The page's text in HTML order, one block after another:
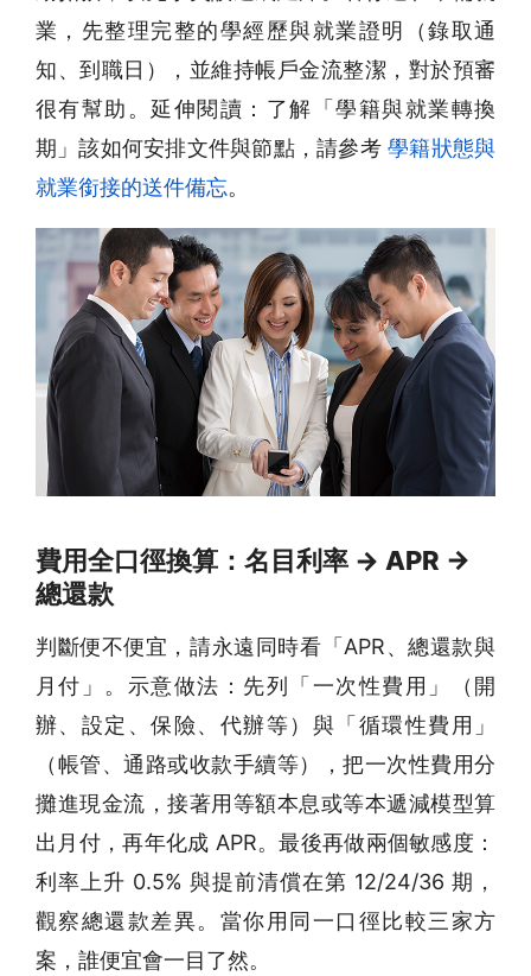
業，先整理完整的學經歷與就業證明（錄取通
知、到職日），並維持帳戶金流整潔，對於預審
很有幫助。延伸閱讀：了解「學籍與就業轉換
期」該如何安排文件與節點，請參考學籍狀態與
就業銜接的送件備忘。
費用全口徑換算：名目利率 → APR →
總還款
判斷便不便宜，請永遠同時看「APR、總還款與
月付」。示意做法：先列「一次性費用」（開
辦、設定、保險、代辦等）與「循環性費用」
（帳管、通路或收款手續等），把一次性費用分
攤進現金流，接著用等額本息或等本遞減模型算
出月付，再年化成 APR。最後再做兩個敏感度：
利率上升 0.5% 與提前清償在第 12/24/36 期，
觀察總還款差異。當你用同一口徑比較三家方
案，誰便宜會一目了然。